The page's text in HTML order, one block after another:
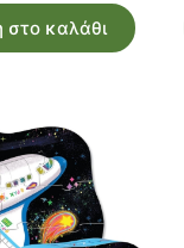
καλάθι